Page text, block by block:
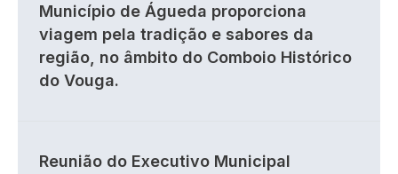
Município de Águeda proporciona
viagem pela tradição e sabores da
região, no âmbito do Comboio Histórico
do Vouga.
Reunião do Executivo Municipal